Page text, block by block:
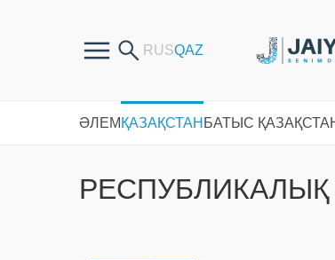
ӘЛЕМ ҚАЗАҚСТАН БАТЫС